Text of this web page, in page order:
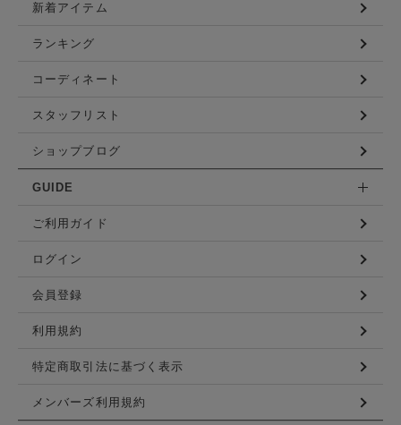
新着アイテム
ランキング
コーディネート
スタッフリスト
ショップブログ
GUIDE
ご利用ガイド
ログイン
会員登録
利用規約
特定商取引法に基づく表示
メンバーズ利用規約